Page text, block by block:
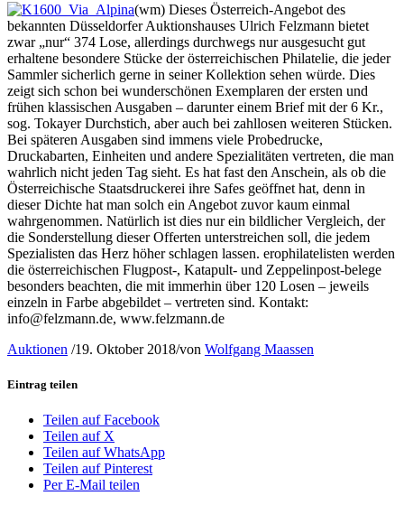
(wm) Dieses Österreich-Angebot des
bekannten Düsseldorfer Auktionshauses Ulrich Felzmann bietet
zwar „nur“ 374 Lose, allerdings durchwegs nur ausgesucht gut
erhaltene besondere Stücke der österreichischen Philatelie, die jeder
Sammler sicherlich gerne in seiner Kollektion sehen würde. Dies
zeigt sich schon bei wunderschönen Exemplaren der ersten und
frühen klassischen Ausgaben – darunter einem Brief mit der 6 Kr.,
sog. Tokayer Durchstich, aber auch bei zahllosen weiteren Stücken.
Bei späteren Ausgaben sind immens viele Probedrucke,
Druckabarten, Einheiten und andere Spezialitäten vertreten, die man
wahrlich nicht jeden Tag sieht. Es hat fast den Anschein, als ob die
Österreichische Staatsdruckerei ihre Safes geöffnet hat, denn in
dieser Dichte hat man solch ein Angebot zuvor kaum einmal
wahrgenommen. Natürlich ist dies nur ein bildlicher Vergleich, der
die Sonderstellung dieser Offerten unterstreichen soll, die jedem
Spezialisten das Herz höher schlagen lassen. erophilatelisten werden
die österreichischen Flugpost-, Katapult- und Zeppelinpost-belege
besonders beachten, die mit immerhin über 120 Losen – jeweils
einzeln in Farbe abgebildet – vertreten sind. Kontakt:
info@felzmann.de, www.felzmann.de
Auktionen /19. Oktober 2018/von Wolfgang Maassen
Eintrag teilen
Teilen auf Facebook
Teilen auf X
Teilen auf WhatsApp
Teilen auf Pinterest
Per E-Mail teilen